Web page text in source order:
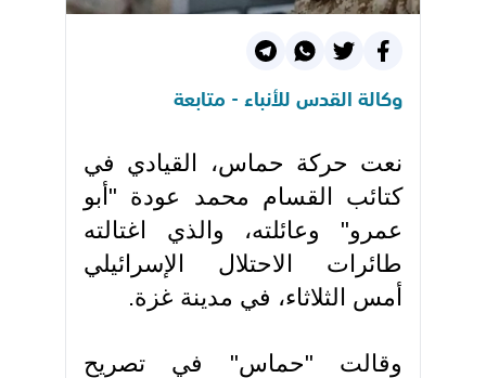
وكالة القدس للأنباء - متابعة
نعت حركة حماس، القيادي في
كتائب القسام محمد عودة "أبو
عمرو" وعائلته، والذي اغتالته
طائرات الاحتلال الإسرائيلي
أمس الثلاثاء، في مدينة غزة.
وقالت "حماس" في تصريح